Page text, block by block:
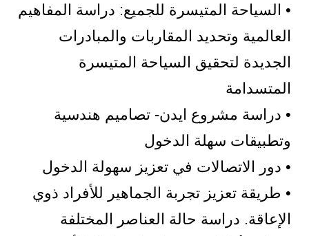
• السياحة المتيسرة للجميع: دراسة المفاهيم
العالمية وتحديد المقاربات والمبادرات
الجديدة لتحقيق السياحة المتيسرة
المتسدامة
• دراسة مشروع ايدن- تصاميم هندسية
وتطبيقات سهلة الدخول
• دور الاتصالات في تعزيز سهولة الدخول
• طريقة تعزيز تجربة الجماهير للأفراد ذوي
الإعاقة. دراسة حالة العناصر المختلفة